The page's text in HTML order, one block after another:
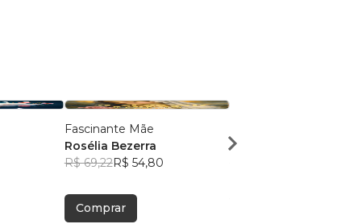
Fascinante Mãe
Rosélia Bezerra
R$ 69,22R$ 54,80
Comprar
Rosélia Bezerra